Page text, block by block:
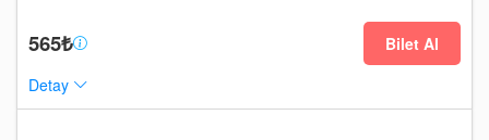
565₺
Bilet Al
Detay